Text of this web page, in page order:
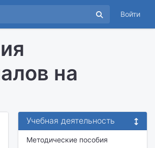
Войти
на
Учебная деятельность
Методические пособия